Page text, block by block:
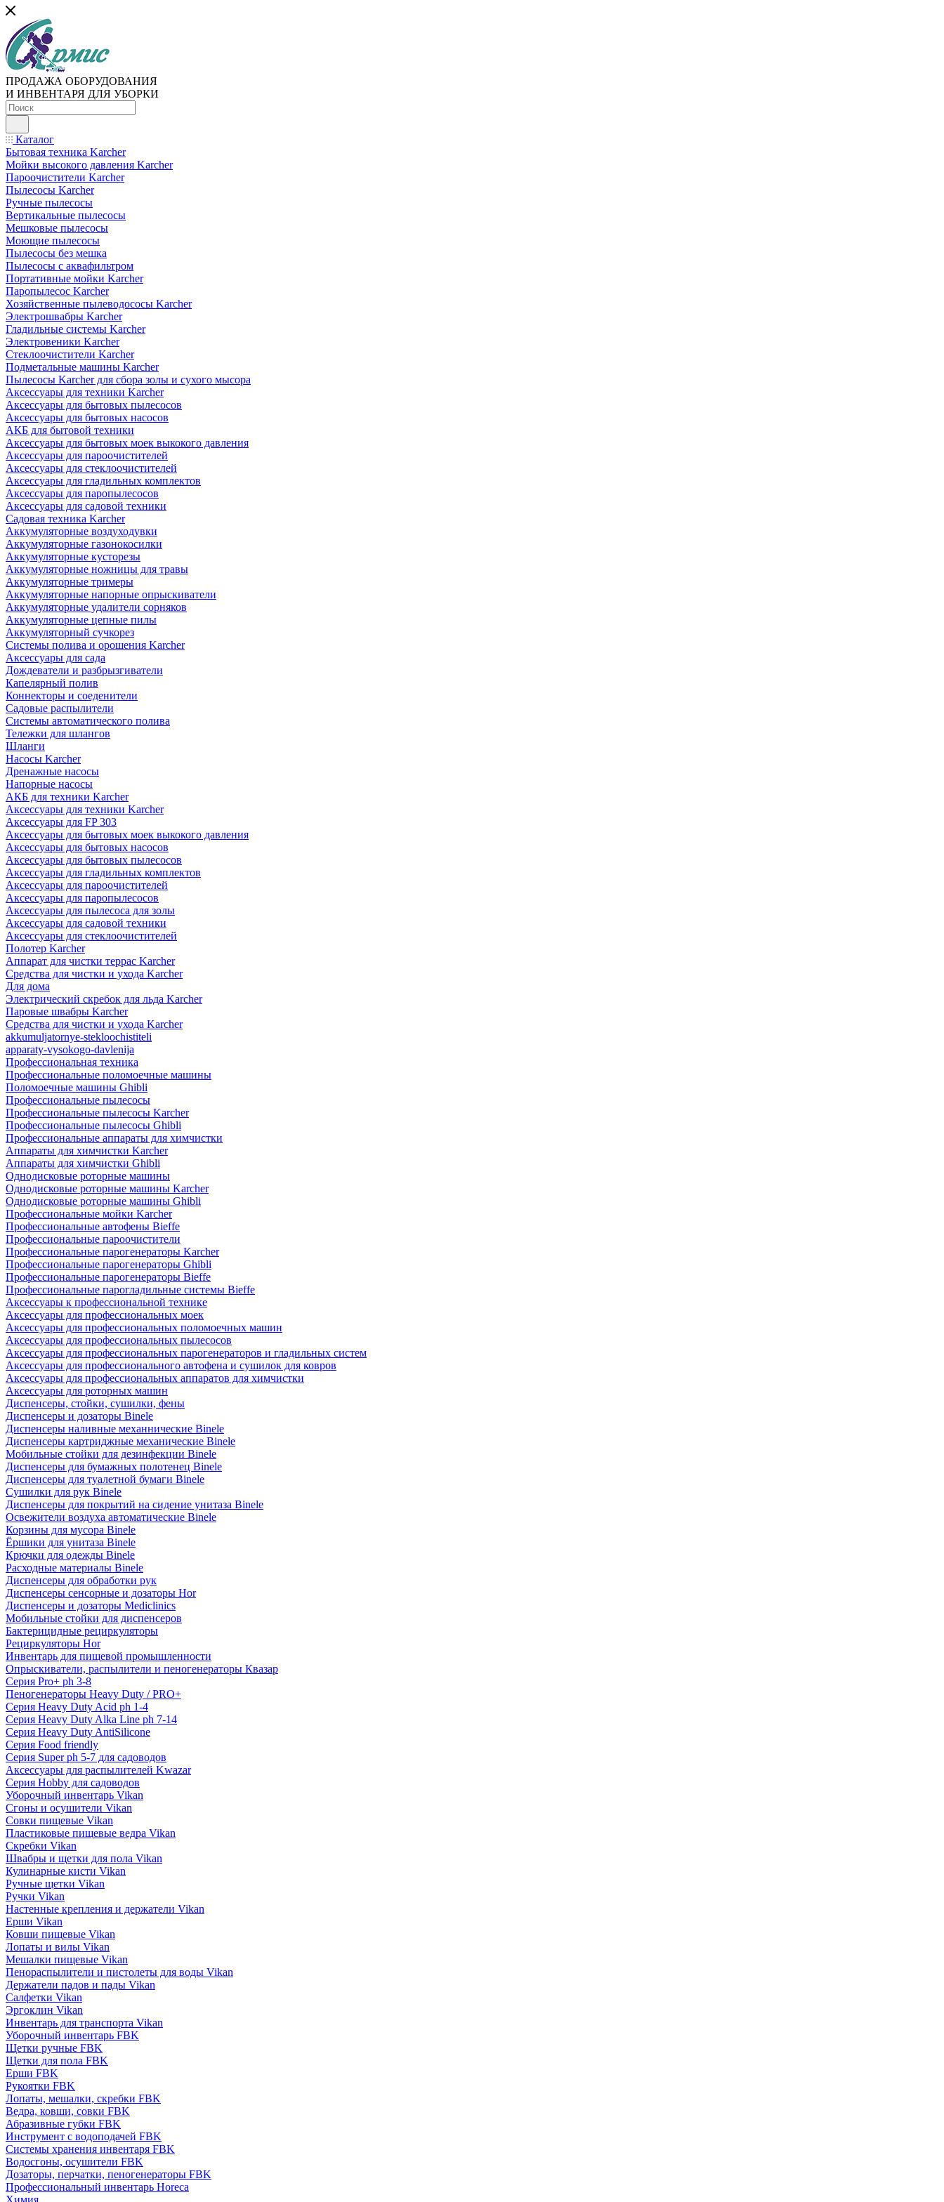
ПРОДАЖА ОБОРУДОВАНИЯ
И ИНВЕНТАРЯ ДЛЯ УБОРКИ
Каталог
Бытовая техника Karcher
Мойки высокого давления Karcher
Пароочистители Karcher
Пылесосы Karcher
Ручные пылесосы
Вертикальные пылесосы
Мешковые пылесосы
Моющие пылесосы
Пылесосы без мешка
Пылесосы с аквафильтром
Портативные мойки Karcher
Паропылесос Karcher
Хозяйственные пылеводососы Karcher
Электрошвабры Karcher
Гладильные системы Karcher
Электровеники Karcher
Стеклоочистители Karcher
Подметальные машины Karcher
Пылесосы Karcher для сбора золы и сухого мысора
Аксессуары для техники Karcher
Аксессуары для бытовых пылесосов
Аксессуары для бытовых насосов
АКБ для бытовой техники
Аксессуары для бытовых моек выкокого давления
Аксессуары для пароочистителей
Аксессуары для стеклоочистителей
Аксессуары для гладильных комплектов
Аксессуары для паропылесосов
Аксессуары для садовой техники
Садовая техника Karcher
Аккумуляторные воздуходувки
Аккумуляторные газонокосилки
Аккумуляторные кусторезы
Аккумуляторные ножницы для травы
Аккумуляторные тримеры
Аккумуляторные напорные опрыскиватели
Аккумуляторные удалители сорняков
Аккумуляторные цепные пилы
Аккумуляторный сучкорез
Системы полива и орошения Karcher
Аксессуары для сада
Дождеватели и разбрызгиватели
Капелярный полив
Коннекторы и соеденители
Садовые распылители
Системы автоматического полива
Тележки для шлангов
Шланги
Насосы Karcher
Дренажные насосы
Напорные насосы
АКБ для техники Karcher
Аксессуары для техники Karcher
Аксессуары для FP 303
Аксессуары для бытовых моек выкокого давления
Аксессуары для бытовых насосов
Аксессуары для бытовых пылесосов
Аксессуары для гладильных комплектов
Аксессуары для пароочистителей
Аксессуары для паропылесосов
Аксессуары для пылесоса для золы
Аксессуары для садовой техники
Аксессуары для стеклоочистителей
Полотер Karcher
Аппарат для чистки террас Karcher
Средства для чистки и ухода Karcher
Для дома
Электрический скребок для льда Karcher
Паровые швабры Karcher
Средства для чистки и ухода Karcher
akkumuljatornye-stekloochistiteli
apparaty-vysokogo-davlenija
Профессиональная техника
Профессиональные поломоечные машины
Поломоечные машины Ghibli
Профессиональные пылесосы
Профессиональные пылесосы Karcher
Профессиональные пылесосы Ghibli
Профессиональные аппараты для химчистки
Аппараты для химчистки Karcher
Аппараты для химчистки Ghibli
Однодисковые роторные машины
Однодисковые роторные машины Karcher
Однодисковые роторные машины Ghibli
Профессиональные мойки Karcher
Профессиональные автофены Bieffe
Профессиональные пароочистители
Профессиональные парогенераторы Karcher
Профессиональные парогенераторы Ghibli
Профессиональные парогенераторы Bieffe
Профессиональные парогладильные системы Bieffe
Аксессуары к профессиональной технике
Аксессуары для профессиональных моек
Аксессуары для профессиональных поломоечных машин
Аксессуары для профессиональных пылесосов
Аксессуары для профессиональных парогенераторов и гладильных систем
Аксессуары для профессионального автофена и сушилок для ковров
Аксессуары для профессиональных аппаратов для химчистки
Аксессуары для роторных машин
Диспенсеры, стойки, сушилки, фены
Диспенсеры и дозаторы Binele
Диспенсеры наливные механнические Binele
Диспенсеры картриджные механические Binele
Мобильные стойки для дезинфекции Binele
Диспенсеры для бумажных полотенец Binele
Диспенсеры для туалетной бумаги Binele
Сушилки для рук Binele
Диспенсеры для покрытий на сидение унитаза Binele
Освежители воздуха автоматические Binele
Корзины для мусора Binele
Ёршики для унитаза Binele
Крючки для одежды Binele
Расходные материалы Binele
Диспенсеры для обработки рук
Диспенсеры сенсорные и дозаторы Hor
Диспенсеры и дозаторы Mediclinics
Мобильные стойки для диспенсеров
Бактерицидные рециркуляторы
Рециркуляторы Hor
Инвентарь для пищевой промышленности
Опрыскиватели, распылители и пеногенераторы Квазар
Серия Pro+ ph 3-8
Пеногенераторы Heavy Duty / PRO+
Серия Heavy Duty Acid ph 1-4
Серия Heavy Duty Alka Line ph 7-14
Серия Heavy Duty AntiSilicone
Серия Food friendly
Серия Super ph 5-7 для садоводов
Аксессуары для распылителей Kwazar
Серия Hobby для садоводов
Уборочный инвентарь Vikan
Сгоны и осушители Vikan
Совки пищевые Vikan
Пластиковые пищевые ведра Vikan
Скребки Vikan
Швабры и щетки для пола Vikan
Кулинарные кисти Vikan
Ручные щетки Vikan
Ручки Vikan
Настенные крепления и держатели Vikan
Ерши Vikan
Ковши пищевые Vikan
Лопаты и вилы Vikan
Мешалки пищевые Vikan
Пенораспылители и пистолеты для воды Vikan
Держатели падов и пады Vikan
Салфетки Vikan
Эргоклин Vikan
Инвентарь для транспорта Vikan
Уборочный инвентарь FBK
Щетки ручные FBK
Щетки для пола FBK
Ерши FBK
Рукоятки FBK
Лопаты, мешалки, скребки FBK
Ведра, ковши, совки FBK
Абразивные губки FBK
Инструмент с водоподачей FBK
Системы хранения инвентаря FBK
Водосгоны, осушители FBK
Дозаторы, перчатки, пеногенераторы FBK
Профессиональный инвентарь Horeca
Химия